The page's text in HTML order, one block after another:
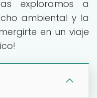
exploramos a
ambiental y la
en un viaje